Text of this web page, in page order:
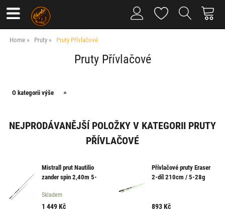
Home Pruty Pruty Přívlačové
Pruty Přívlačové
O kategorii výše
NEJPRODÁVANĚJŠÍ POLOŽKY V KATEGORII PRUTY
PŘÍVLAČOVÉ
Mistrall prut Nautilio
zander spin 2,40m 5-
Skladem
1 449Kč
Přívlačové pruty Eraser
2-díl 210cm / 5-28g
893Kč